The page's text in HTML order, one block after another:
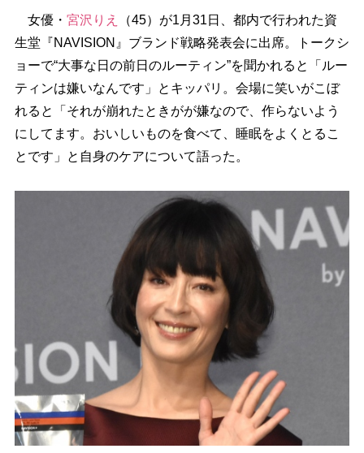
女優・ 宮沢りえ
（45）が1月31日、都内で行われた資
生堂『NAVISION』ブランド戦略発表会に出席。トークシ
ョーで“大事な日の前日のルーティン”を聞かれると「ルー
ティンは嫌いなんです」とキッパリ。会場に笑いがこぼ
れると「それが崩れたときがが嫌なので、作らないよう
にしてます。おいしいものを食べて、睡眠をよくとるこ
とです」と自身のケアについて語った。